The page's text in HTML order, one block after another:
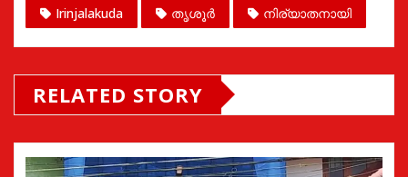
Irinjalakuda തൃശൂർ നിര്യാതനായി
RELATED STORY